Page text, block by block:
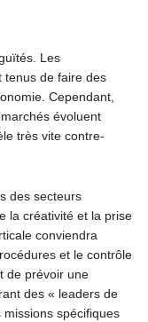
Les
tenus de faire des
Cependant,
évoluent
très vite contre-
des secteurs
la créativité et la prise
conviendra
et le contrôle
de prévoir une
des « leaders de
spécifiques